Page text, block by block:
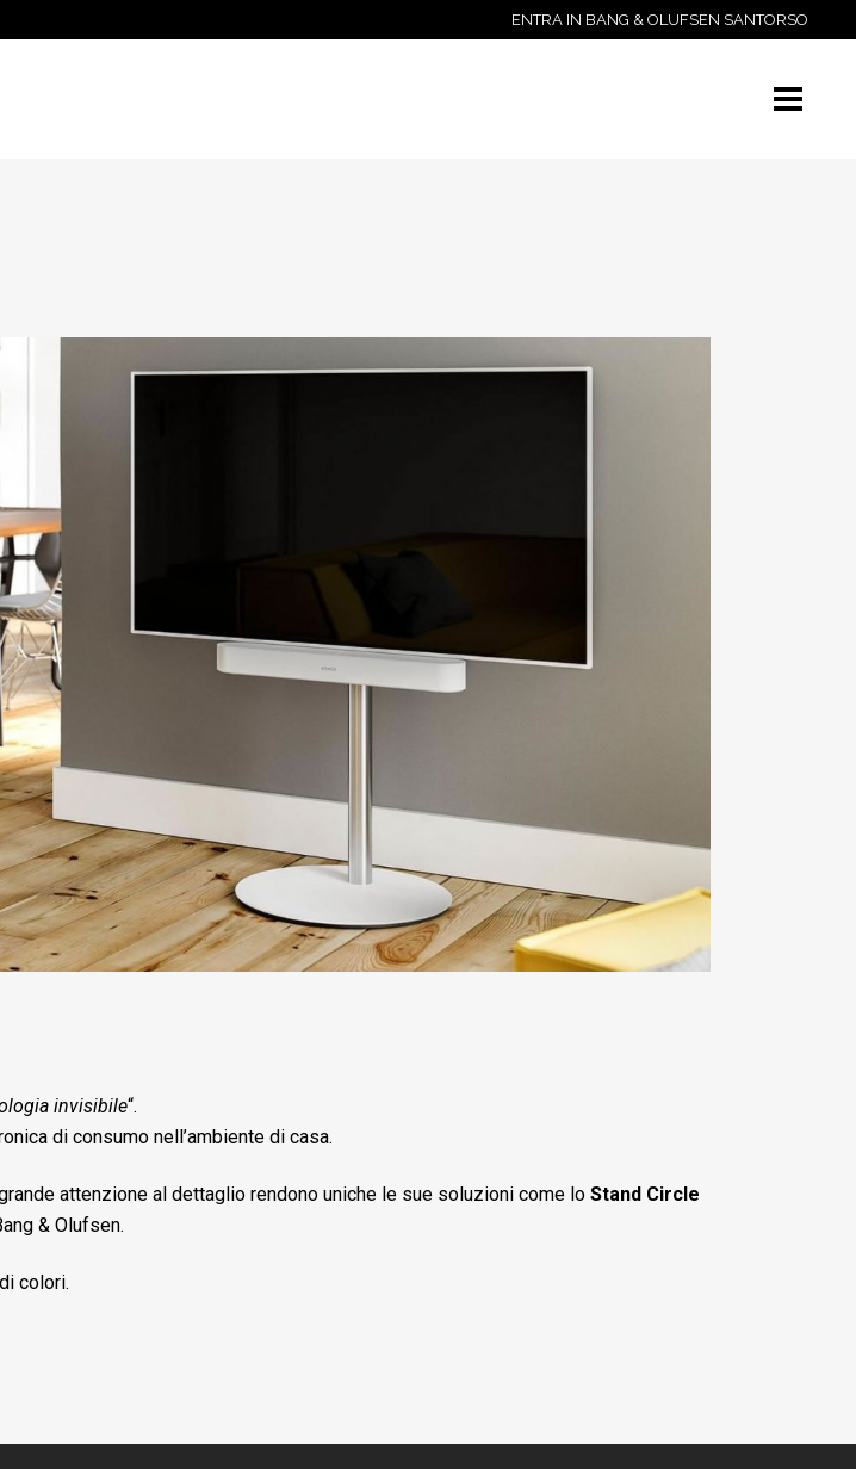
ENTRA IN BANG & OLUFSEN SANTORSO
invisibile“.
di consumo nell’ambiente di casa.
attenzione al dettaglio rendono uniche le sue soluzioni come lo Stand Circle
& Olufsen.
colori.